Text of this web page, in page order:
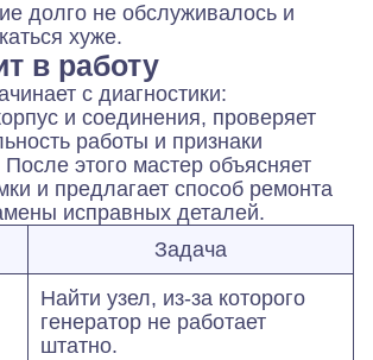
долго не обслуживалось и
хуже.
в работу
с диагностики:
и соединения, проверяет
работы и признаки
этого мастер объясняет
и предлагает способ ремонта
исправных деталей.
Задача
Найти узел, из-за которого
генератор не работает
штатно.